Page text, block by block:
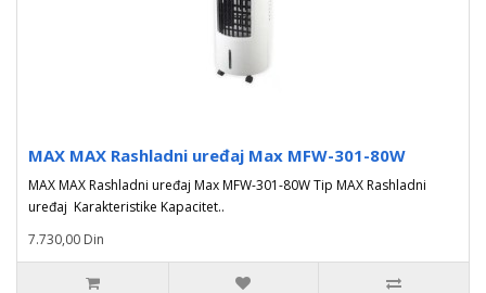
MAX MAX Rashladni uređaj Max MFW-301-80W
MAX MAX Rashladni uređaj Max MFW-301-80W Tip MAX Rashladni
uređaj Karakteristike Kapacitet..
7.730,00 Din